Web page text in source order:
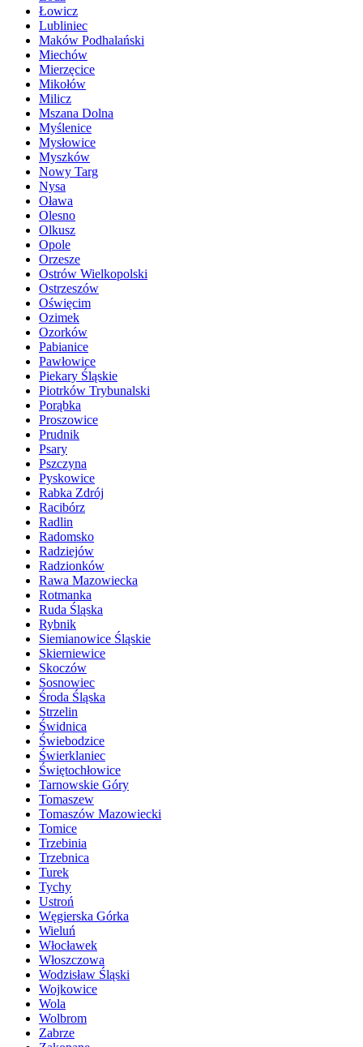
Łowicz
Lubliniec
Maków Podhalański
Miechów
Mierzęcice
Mikołów
Milicz
Mszana Dolna
Myślenice
Mysłowice
Myszków
Nowy Targ
Nysa
Oława
Olesno
Olkusz
Opole
Orzesze
Ostrów Wielkopolski
Ostrzeszów
Oświęcim
Ozimek
Ozorków
Pabianice
Pawłowice
Piekary Śląskie
Piotrków Trybunalski
Porąbka
Proszowice
Prudnik
Psary
Pszczyna
Pyskowice
Rabka Zdrój
Racibórz
Radlin
Radomsko
Radziejów
Radzionków
Rawa Mazowiecka
Rotmanka
Ruda Śląska
Rybnik
Siemianowice Śląskie
Skierniewice
Skoczów
Sosnowiec
Środa Śląska
Strzelin
Świdnica
Świebodzice
Świerklaniec
Świętochłowice
Tarnowskie Góry
Tomaszew
Tomaszów Mazowiecki
Tomice
Trzebinia
Trzebnica
Turek
Tychy
Ustroń
Węgierska Górka
Wieluń
Włocławek
Włoszczowa
Wodzisław Śląski
Wojkowice
Wola
Wolbrom
Zabrze